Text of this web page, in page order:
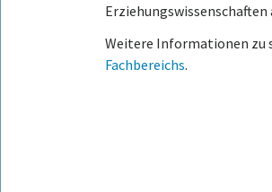
Weitere Informationen zu
Fachbereichs.